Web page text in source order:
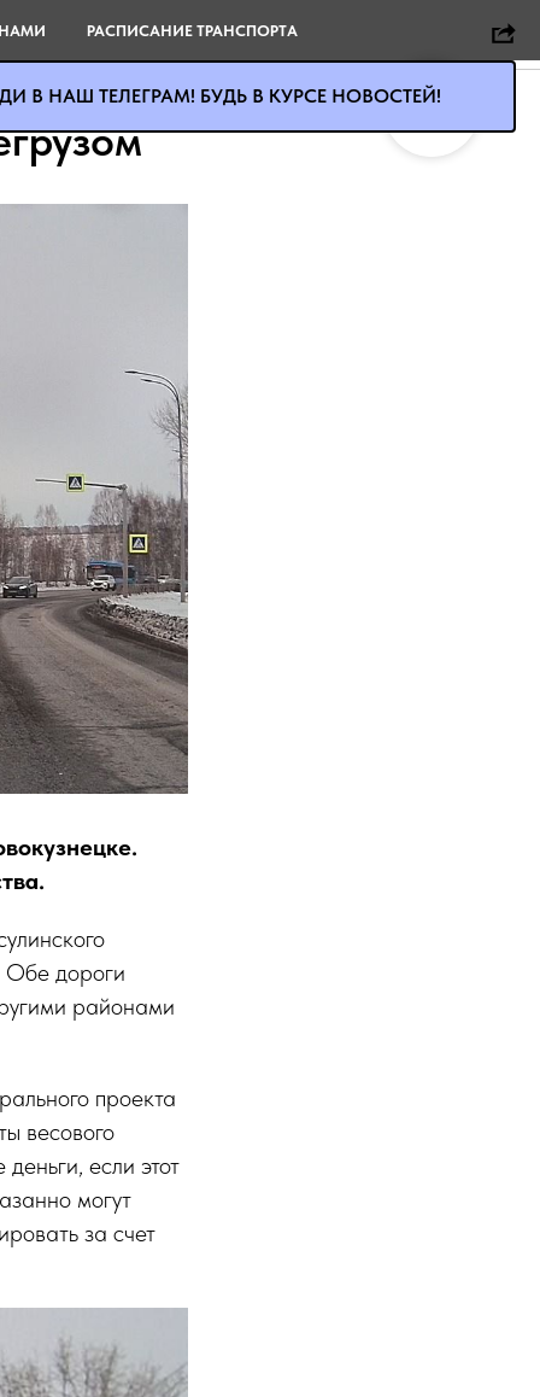
Обе дороги
районами
проекта
весового
если этот
могут
за счет
РАСПИСАНИЕ ТРАНСПОРТА
В НАШ ТЕЛЕГРАМ! БУДЬ В КУРСЕ НОВОСТЕЙ!